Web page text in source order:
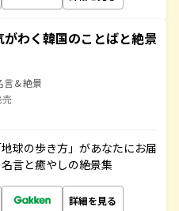
わく韓国のことばと絶景
言＆絶景
売
球の歩き方」があなたにお届
言と癒やしの絶景集
詳細を見る